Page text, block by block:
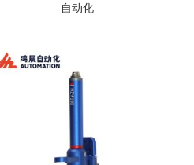
自动化